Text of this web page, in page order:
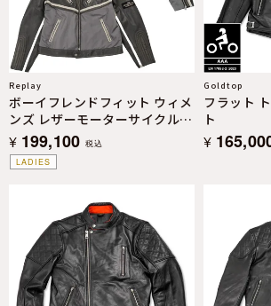
LADIES
Replay
ボーイフレンドフィット ウィメ
ンズ レザーモーターサイクルジ
ャケット
¥ 199,100 税込
Goldtop
フラット
ト
¥